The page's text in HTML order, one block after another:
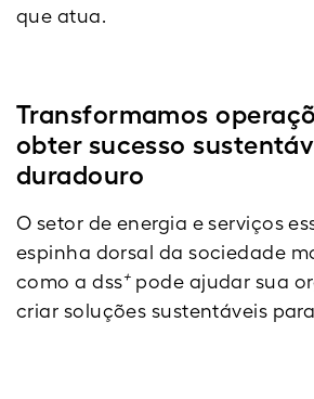
que atua.
Transformamos
obter sucesso
duradouro
O setor de energia e serviços
espinha dorsal da sociedade
como a dss+pode ajudar sua
criar soluções sustentáveis